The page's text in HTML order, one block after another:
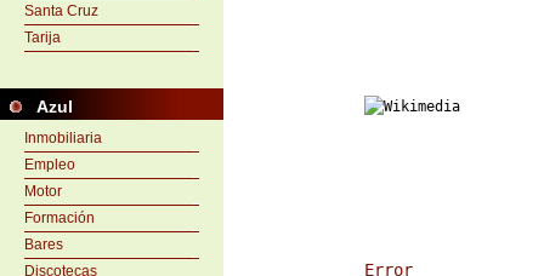
Santa Cruz
Tarija
Azul
Inmobiliaria
Empleo
Motor
Formación
Bares
Discotecas
Error